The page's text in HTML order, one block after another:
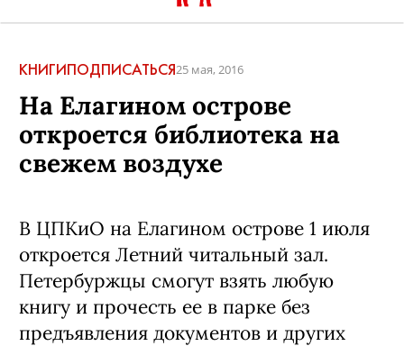
КНИГИПОДПИСАТЬСЯ25 мая, 2016
На Елагином острове
откроется библиотека на
свежем воздухе
В ЦПКиО на Елагином острове 1 июля
откроется Летний читальный зал.
Петербуржцы смогут взять любую
книгу и прочесть ее в парке без
предъявления документов и других